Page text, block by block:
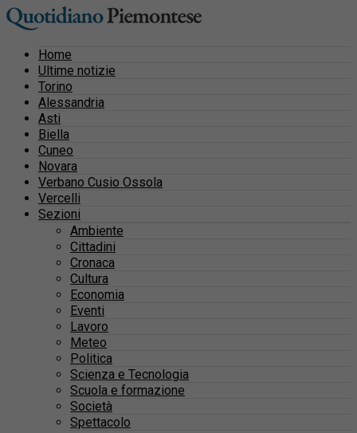
Home
Ultime notizie
Torino
Alessandria
Asti
Biella
Cuneo
Novara
Verbano Cusio Ossola
Vercelli
Sezioni
Ambiente
Cittadini
Cronaca
Cultura
Economia
Eventi
Lavoro
Meteo
Politica
Scienza e Tecnologia
Scuola e formazione
Società
Spettacolo